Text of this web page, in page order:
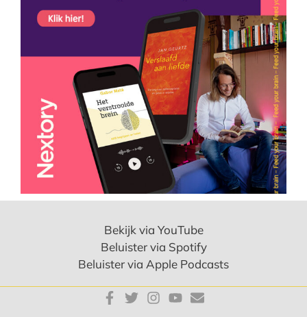
Bekijk via YouTube
Beluister via Spotify
Beluister via Apple Podcasts